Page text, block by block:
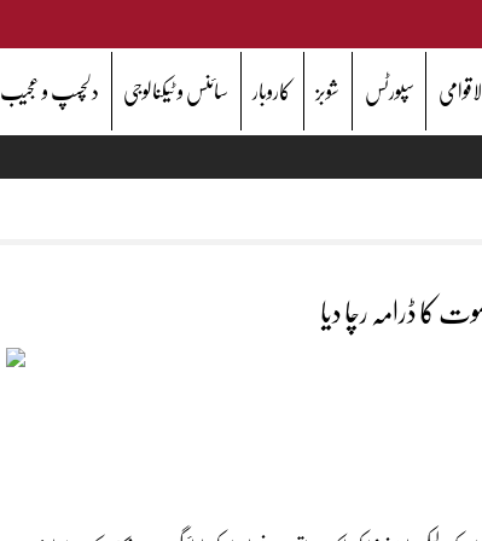
سپورٹس شوبز کاروبار سائنس و ٹیکنالوجی دلچسپ و عجیب
کا ڈرامہ رچا دیا